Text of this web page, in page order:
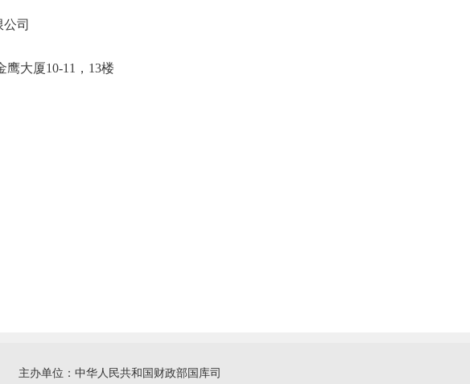
备招标有限公司
316号金鹰大厦10-11，13楼
83546306
主办单位：中华人民共和国财政部国库司